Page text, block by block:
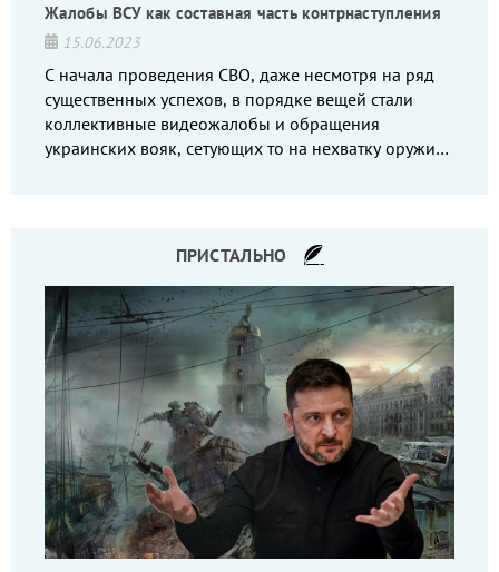
Жалобы ВСУ как составная часть контрнаступления
15.06.2023
С начала проведения СВО, даже несмотря на ряд
существенных успехов, в порядке вещей стали
коллективные видеожалобы и обращения
украинских вояк, сетующих то на нехватку оружия,
ПРИСТАЛЬНО